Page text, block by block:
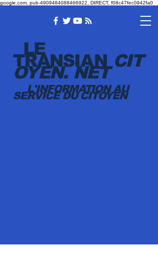
google.com, pub-4909484088466922, DIRECT, f08c47fec0942fa0
LE
TRANSIAN CIT
OYEN.NET
L'INFORMATION AU
SERVICE DU CITOYEN